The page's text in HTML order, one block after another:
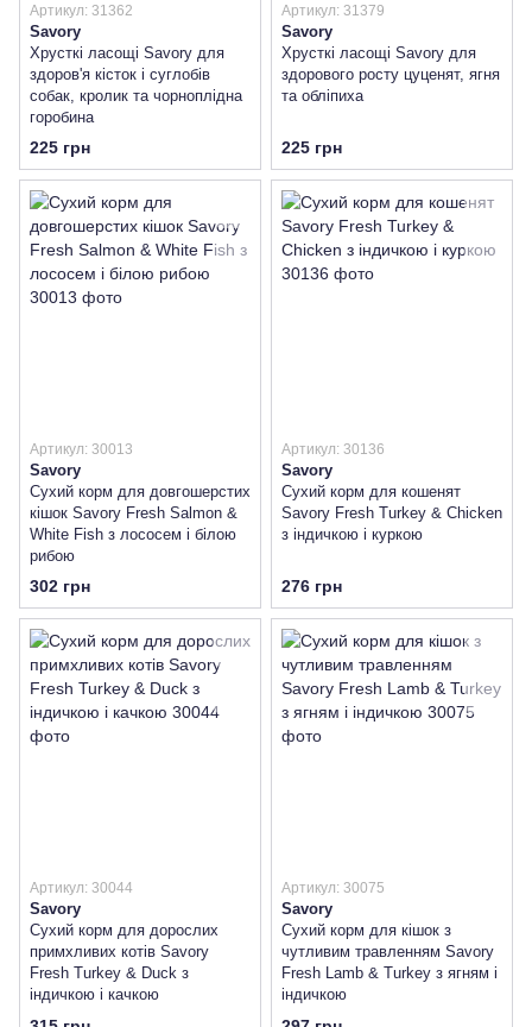
Артикул: 31362
Savory
Хрусткі ласощі Savory для
здоров'я кісток і суглобів
собак, кролик та чорноплідна
горобина
225 грн
Артикул: 31379
Savory
Хрусткі ласощі Savory для
здорового росту цуценят, ягня
та обліпиха
225 грн
Артикул: 30013
Savory
Сухий корм для довгошерстих
кішок Savory Fresh Salmon &
White Fish з лососем і білою
рибою
302 грн
Артикул: 30136
Savory
Сухий корм для кошенят
Savory Fresh Turkey & Chicken
з індичкою і куркою
276 грн
Артикул: 30044
Savory
Сухий корм для дорослих
примхливих котів Savory
Fresh Turkey & Duck з
індичкою і качкою
Артикул: 30075
Savory
Сухий корм для кішок з
чутливим травленням Savory
Fresh Lamb & Turkey з ягням і
індичкою